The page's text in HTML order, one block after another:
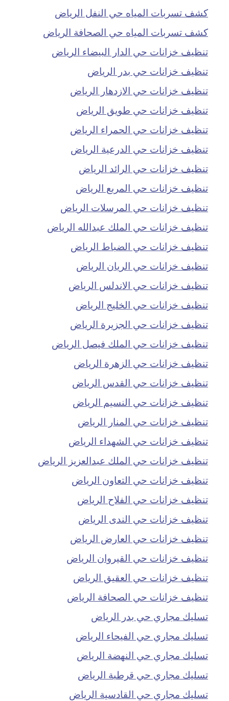
كشف تسربات المياه حي النفل الرياض
كشف تسربات المياه حي الصحافة الرياض
تنظيف خزانات حي الدار البيضاء الرياض
تنظيف خزانات حي بدر الرياض
تنظيف خزانات حي الازدهار الرياض
تنظيف خزانات حي طويق الرياض
تنظيف خزانات حي الحمراء الرياض
تنظيف خزانات حي الدرعية الرياض
تنظيف خزانات حي الرائد الرياض
تنظيف خزانات حي المربع الرياض
تنظيف خزانات حي المرسلات الرياض
تنظيف خزانات حي الملك عبدالله الرياض
تنظيف خزانات حي الضباط الرياض
تنظيف خزانات حي الريان الرياض
تنظيف خزانات حي الاندلس الرياض
تنظيف خزانات حي الخليج الرياض
تنظيف خزانات حي الجزيرة الرياض
تنظيف خزانات حي الملك فيصل الرياض
تنظيف خزانات حي الزهرة الرياض
تنظيف خزانات حي القدس الرياض
تنظيف خزانات حي النسيم الرياض
تنظيف خزانات حي المنار الرياض
تنظيف خزانات حي الشهداء الرياض
تنظيف خزانات حي الملك عبدالعزيز الرياض
تنظيف خزانات حي التعاون الرياض
تنظيف خزانات حي الفلاح الرياض
تنظيف خزانات حي الندى الرياض
تنظيف خزانات حي العارض الرياض
تنظيف خزانات حي القيروان الرياض
تنظيف خزانات حي العقيق الرياض
تنظيف خزانات حي الصحافة الرياض
تسليك مجاري حي بدر الرياض
تسليك مجاري حي الفيحاء الرياض
تسليك مجاري حي النهضة الرياض
تسليك مجاري حي قرطبة الرياض
تسليك مجاري حي القادسية الرياض